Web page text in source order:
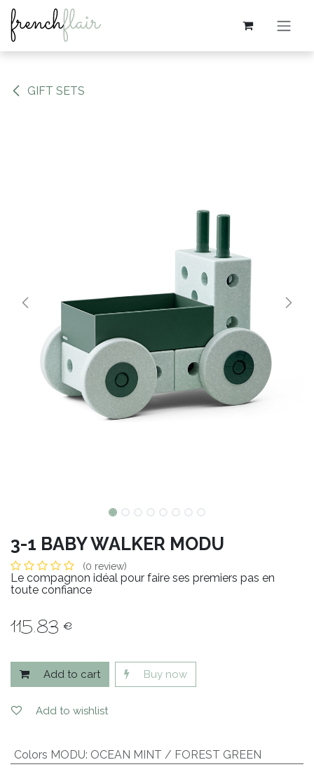
Skip to Content
GIFT SETS
3-1 BABY WALKER MODU
(0 review)
Le compagnon idéal pour faire ses premiers pas en
toute confiance
115.83€
Add to cart Buy now
Add to wishlist
Colors MODU: OCEAN MINT / FOREST GREEN